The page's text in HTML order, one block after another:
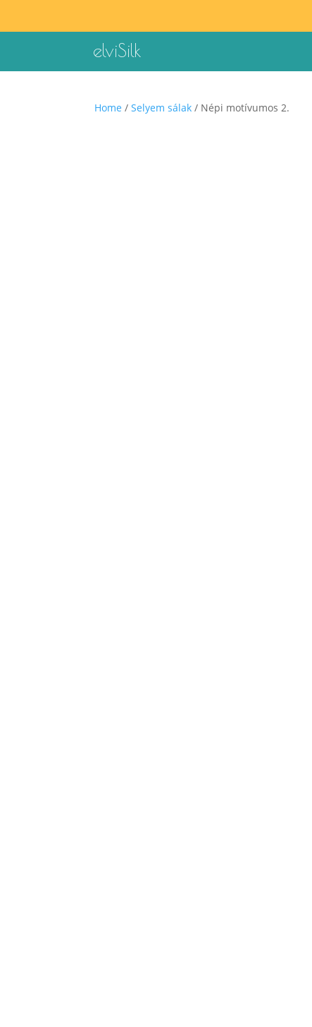
elviSilk
Home /Selyem sálak / Népi motívumos 2.